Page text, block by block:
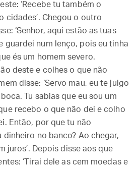
‘Recebe tu também o
cidades’. Chegou o outro
‘Senhor, aqui estão as tuas
guardei num lenço, pois eu tinha
és um homem severo.
deste e colhes o que não
disse: ‘Servo mau, eu te julgo
Tu sabias que eu sou um
recebo o que não dei e colho
Então, por que tu não
no banco? Ao chegar,
juros’. Depois disse aos que
‘Tirai dele as cem moedas e